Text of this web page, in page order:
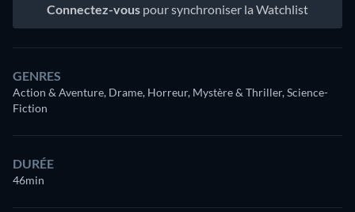
Connectez-vous pour synchroniser la Watchlist
GENRES
Action & Aventure, Drame, Horreur, Mystère & Thriller, Science-
Fiction
DURÉE
46min